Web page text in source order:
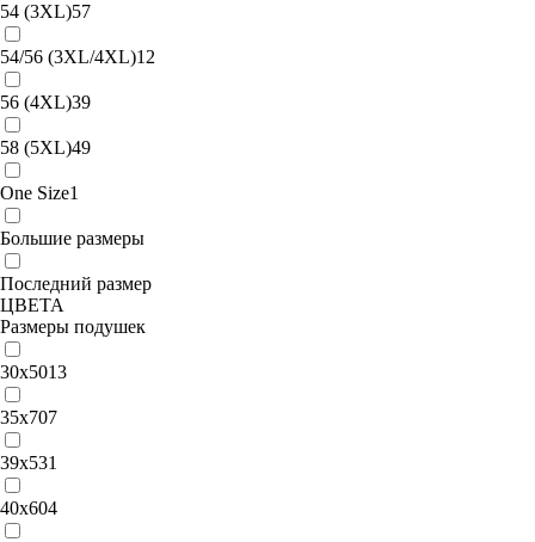
54 (3XL)57
54/56 (3XL/4XL)12
56 (4XL)39
58 (5XL)49
One Size1
Большие размеры
Последний размер
ЦВЕТА
Размеры подушек
30х5013
35х707
39x531
40x604